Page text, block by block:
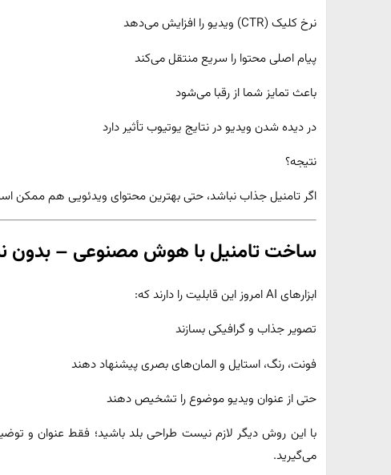
نرخ کلیک (CTR) ویدیو را افزایش می‌دهد
پیام اصلی محتوا را سریع منتقل می‌کند
باعث تمایز شما از رقبا می‌شود
در دیده شدن ویدیو در نتایج یوتیوب تأثیر دارد
نتیجه؟
اگر تامنیل جذاب نباشد، حتی بهترین محتوای ویدئویی هم ممکن
ساخت تامنیل با هوش مصنوعی – بدون
ابزارهای AI امروز این قابلیت را دارند که:
تصویر جذاب و گرافیکی بسازند
فونت، رنگ، استایل و المان‌های بصری پیشنهاد دهند
حتی از عنوان ویدیو موضوع را تشخیص دهند
با این روش دیگر لازم نیست طراحی بلد باشید؛ فقط عنوان و
می‌گیرید.